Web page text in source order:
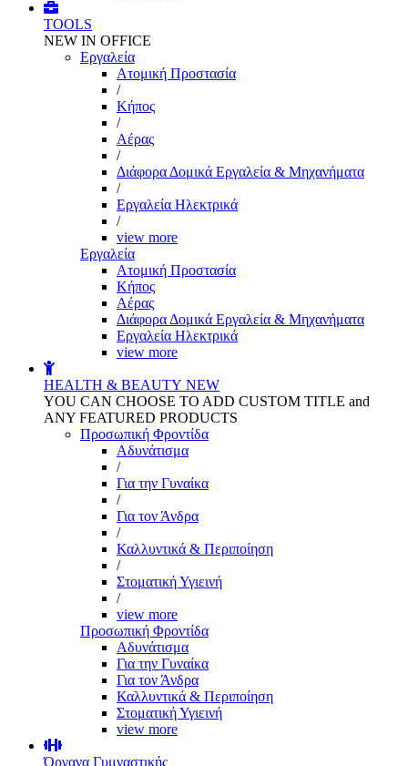
TOOLS
NEW IN OFFICE
Εργαλεία
Aτομική Προστασία
/
Kήπος
/
Αέρας
/
Διάφορα Δομικά Εργαλεία & Μηχανήματα
/
Εργαλεία Ηλεκτρικά
/
view more
Εργαλεία
Aτομική Προστασία
Kήπος
Αέρας
Διάφορα Δομικά Εργαλεία & Μηχανήματα
Εργαλεία Ηλεκτρικά
view more
HEALTH & BEAUTY NEW
YOU CAN CHOOSE TO ADD CUSTOM TITLE and
ANY FEATURED PRODUCTS
Προσωπική Φροντίδα
Αδυνάτισμα
/
Για την Γυναίκα
/
Για τον Άνδρα
/
Καλλυντικά & Περιποίηση
/
Στοματική Υγιεινή
/
view more
Προσωπική Φροντίδα
Αδυνάτισμα
Για την Γυναίκα
Για τον Άνδρα
Καλλυντικά & Περιποίηση
Στοματική Υγιεινή
view more
Όργανα Γυμναστικής